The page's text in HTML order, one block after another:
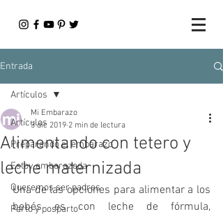
Entrada
Artículos
Preparando el embarazo
Estoy embarazada
Queremos ser padres
Parto y posparto
Artículos
Alimentando con tetero y
leche maternizada
Mi Embarazo
3 dic 2019 2 min de lectura
Una de las opciones para alimentar a los
bebés es con leche de fórmula,